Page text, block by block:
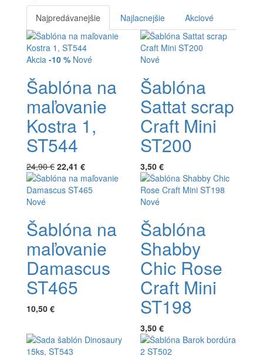
Najpredávanejšie Najlacnejšie Akciové
Akcia -10 % Nové
Šablóna na
maľovanie
Kostra 1,
ST544
24,90 € 22,41 €
Nové
Šablóna
Sattat scrap
Craft Mini
ST200
3,50 €
Nové
Šablóna na
maľovanie
Damascus
ST465
10,50 €
Nové
Šablóna
Shabby
Chic Rose
Craft Mini
ST198
3,50 €